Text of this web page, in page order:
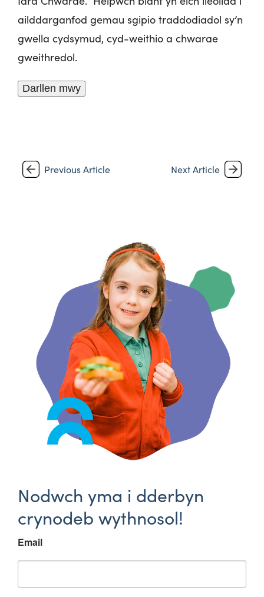
ailddarganfod gemau sgipio traddodiadol sy’n
gwella cydsymud, cyd-weithio a chwarae
gweithredol.
Darllen mwy
Previous Article Next Article
Nodwch yma i dderbyn
crynodeb wythnosol!
Email